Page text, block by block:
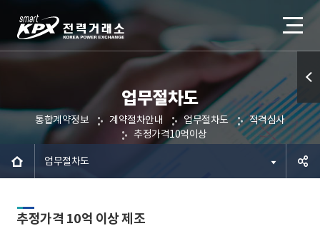
업무절차도
통합계약정보 계약절차안내 업무절차도
적격심사
추정가격10억이상
업무절차도
추정가격 10억 이상 제조
퀵메
뉴 열
기